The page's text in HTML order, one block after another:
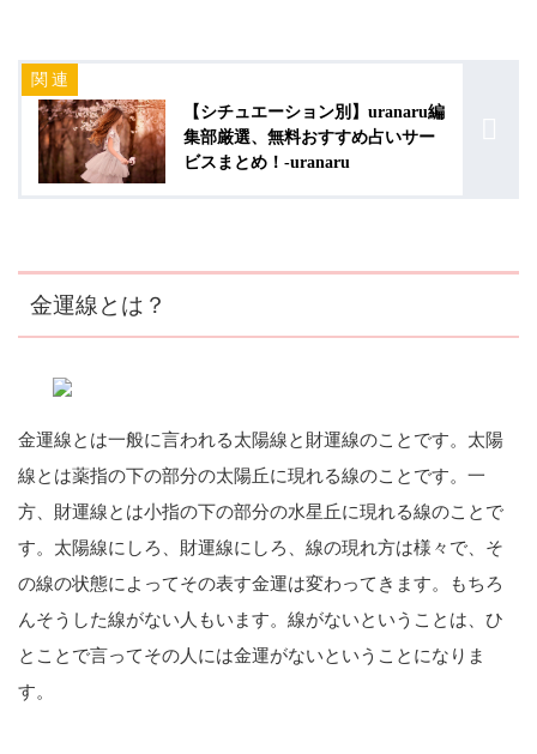
【シチュエーション別】uranaru編
集部厳選、無料おすすめ占いサー
ビスまとめ！-uranaru
金運線とは？
金運線とは一般に言われる太陽線と財運線のことです。太陽
線とは薬指の下の部分の太陽丘に現れる線のことです。一
方、財運線とは小指の下の部分の水星丘に現れる線のことで
す。太陽線にしろ、財運線にしろ、線の現れ方は様々で、そ
の線の状態によってその表す金運は変わってきます。もちろ
んそうした線がない人もいます。線がないということは、ひ
とことで言ってその人には金運がないということになりま
す。